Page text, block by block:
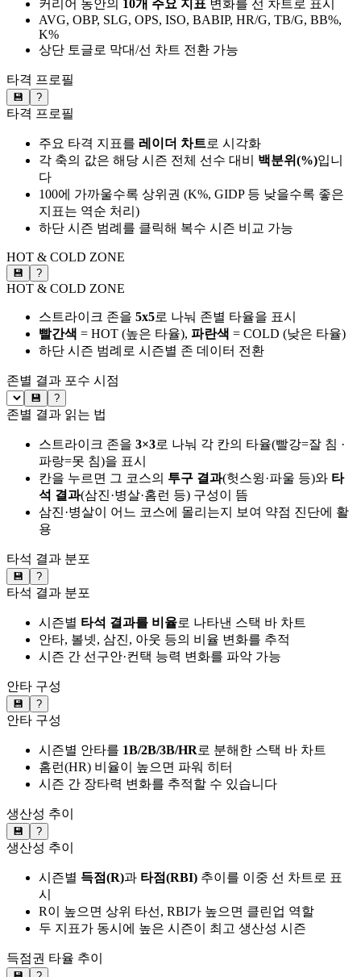
커리어 동안의 10개 주요 지표 변화를 선 차트로 표시
AVG, OBP, SLG, OPS, ISO, BABIP, HR/G, TB/G, BB%,
K%
상단 토글로 막대/선 차트 전환 가능
타격 프로필
💾 ?
타격 프로필
주요 타격 지표를 레이더 차트로 시각화
각 축의 값은 해당 시즌 전체 선수 대비 백분위(%)입니
다
100에 가까울수록 상위권 (K%, GIDP 등 낮을수록 좋은
지표는 역순 처리)
하단 시즌 범례를 클릭해 복수 시즌 비교 가능
HOT & COLD ZONE
💾 ?
HOT & COLD ZONE
스트라이크 존을 5x5로 나눠 존별 타율을 표시
빨간색 = HOT (높은 타율), 파란색 = COLD (낮은 타율)
하단 시즌 범례로 시즌별 존 데이터 전환
존별 결과 포수 시점
💾 ?
존별 결과 읽는 법
스트라이크 존을 3×3로 나눠 각 칸의 타율(빨강=잘 침 ·
파랑=못 침)을 표시
칸을 누르면 그 코스의 투구 결과(헛스윙·파울 등)와 타
석 결과(삼진·병살·홈런 등) 구성이 뜸
삼진·병살이 어느 코스에 몰리는지 보여 약점 진단에 활
용
타석 결과 분포
💾 ?
타석 결과 분포
시즌별 타석 결과를 비율로 나타낸 스택 바 차트
안타, 볼넷, 삼진, 아웃 등의 비율 변화를 추적
시즌 간 선구안·컨택 능력 변화를 파악 가능
안타 구성
💾 ?
안타 구성
시즌별 안타를 1B/2B/3B/HR로 분해한 스택 바 차트
홈런(HR) 비율이 높으면 파워 히터
시즌 간 장타력 변화를 추적할 수 있습니다
생산성 추이
💾 ?
생산성 추이
시즌별 득점(R)과 타점(RBI) 추이를 이중 선 차트로 표
시
R이 높으면 상위 타선, RBI가 높으면 클린업 역할
두 지표가 동시에 높은 시즌이 최고 생산성 시즌
득점권 타율 추이